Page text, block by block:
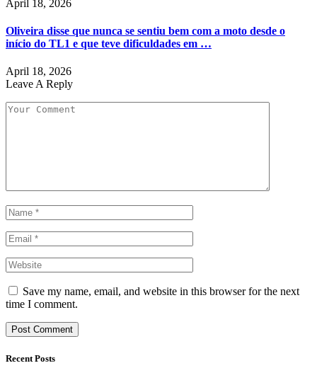
April 18, 2026
Oliveira disse que nunca se sentiu bem com a moto desde o
início do TL1 e que teve dificuldades em …
April 18, 2026
Leave A Reply
Save my name, email, and website in this browser for the next
time I comment.
Recent Posts